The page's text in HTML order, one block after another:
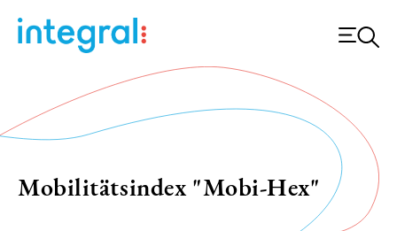
Mobilitätsindex "Mobi-Hex"